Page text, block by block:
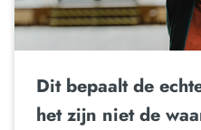
Dit bepaalt de
het zijn niet de